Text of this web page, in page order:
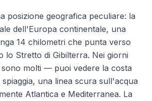
posizione geografica peculiare: la
dell'Europa continentale, una
14 chilometri che punta verso
lo Stretto di Gibilterra. Nei giorni
molti — puoi vedere la costa
una linea scura sull'acqua
Atlantica e Mediterranea. La